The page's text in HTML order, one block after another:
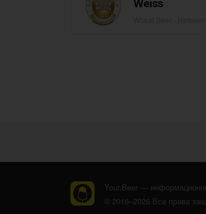
Weiss
Your.Beer —
© 2016–2026 Все права